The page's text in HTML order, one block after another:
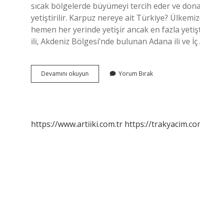
sıcak bölgelerde büyümeyi tercih eder ve
yetiştirilir. Karpuz nereye ait Türkiye?
hemen her yerinde yetişir ancak en fazla
ili, Akdeniz Bölgesi’nde bulunan Adana ili ve
Devamını okuyun
Hangi
Yorum Bırak
https://www.artiiki.com.tr https://